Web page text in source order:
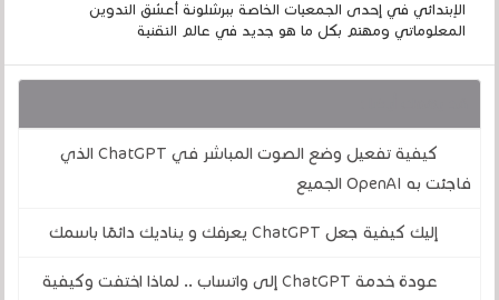
الإبتدائي في إحدى الجمعيات الخاصة ببرشلونة أعشق التدوين
المعلوماتي ومهتم بكل ما هو جديد في عالم التقنية
كيفية تفعيل وضع الصوت المباشر في ChatGPT الذي
فاجئت به OpenAI الجميع
إليك كيفية جعل ChatGPT يعرفك و يناديك دائمًا باسمك
عودة خدمة ChatGPT إلى واتساب .. لماذا اختفت وكيفية